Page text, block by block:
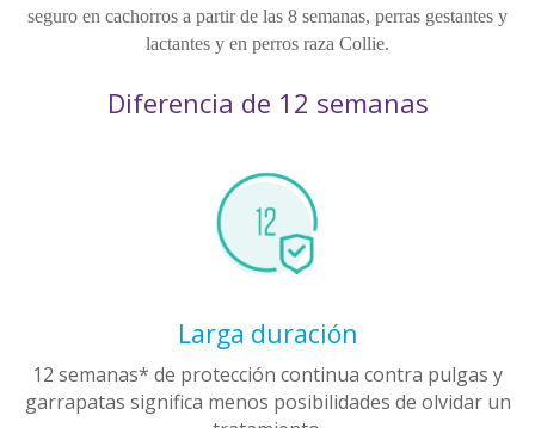
seguro en cachorros a partir de las 8 semanas, perras gestantes y
lactantes y en perros raza Collie.
Diferencia de 12 semanas
Larga duración
12 semanas* de protección continua contra pulgas y
garrapatas significa menos posibilidades de olvidar un